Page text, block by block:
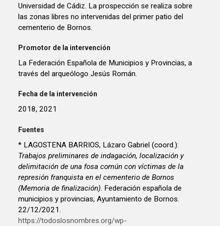
Universidad de Cádiz. La prospección se realiza sobre
las zonas libres no intervenidas del primer patio del
cementerio de Bornos.
Promotor de la intervención
La Federación Española de Municipios y Provincias, a
través del arqueólogo Jesús Román.
Fecha de la intervención
2018, 2021
Fuentes
* LAGOSTENA BARRIOS, Lázaro Gabriel (coord.):
Trabajos preliminares de indagación, localización y
delimitación de una fosa común con víctimas de la
represión franquista en el cementerio de Bornos
(Memoria de finalización). Federación española de
municipios y provincias, Ayuntamiento de Bornos.
22/12/2021.
https://todoslosnombres.org/wp-